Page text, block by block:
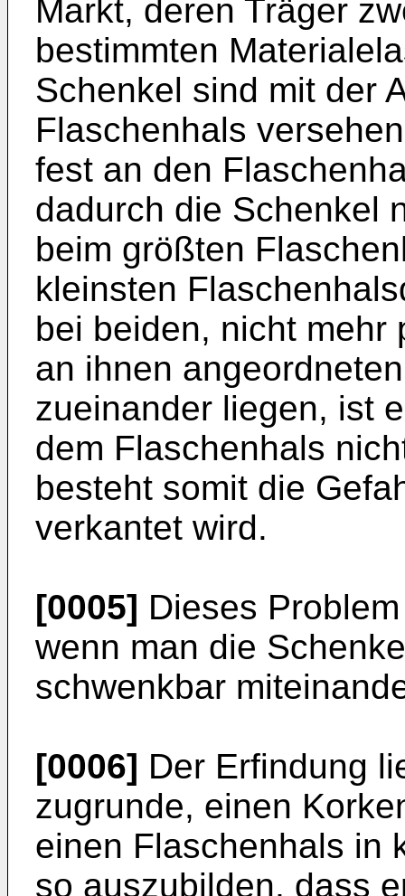
Markt, deren Träger
bestimmten
Schenkel sind mit der
Flaschenhals
fest an den
dadurch die Schenkel
beim größten
kleinsten
bei beiden, nicht mehr
an ihnen
zueinander liegen, ist
dem Flaschenhals
besteht somit die
verkantet wird.
[0005] Dieses
wenn man die
schwenkbar
[0006] Der Erfindung
zugrunde, einen
einen Flaschenhals in
so auszubilden, dass